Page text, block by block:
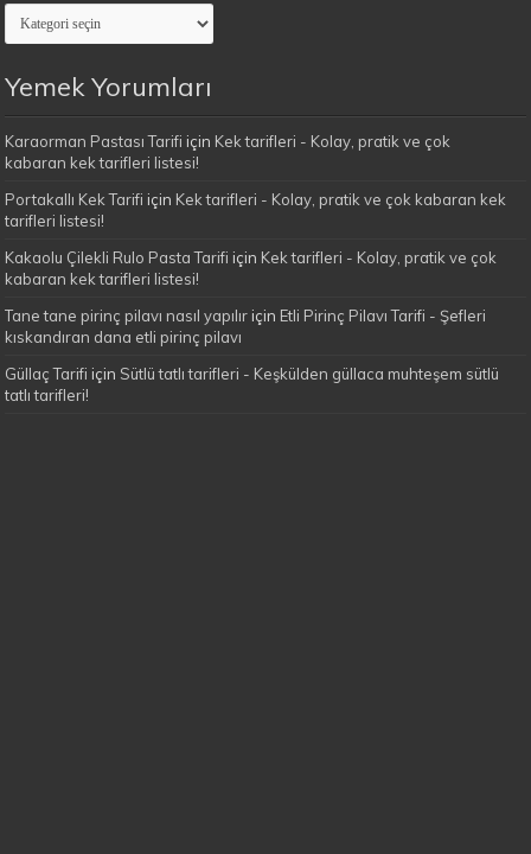
Evimin
Yemekleri
Kategoriler
Yemek Yorumları
Karaorman Pastası Tarifi için Kek tarifleri - Kolay, pratik ve çok
kabaran kek tarifleri listesi!
Portakallı Kek Tarifi için Kek tarifleri - Kolay, pratik ve çok kabaran kek
tarifleri listesi!
Kakaolu Çilekli Rulo Pasta Tarifi için Kek tarifleri - Kolay, pratik ve çok
kabaran kek tarifleri listesi!
Tane tane pirinç pilavı nasıl yapılır için Etli Pirinç Pilavı Tarifi - Şefleri
kıskandıran dana etli pirinç pilavı
Güllaç Tarifi için Sütlü tatlı tarifleri - Keşkülden güllaca muhteşem sütlü
tatlı tarifleri!